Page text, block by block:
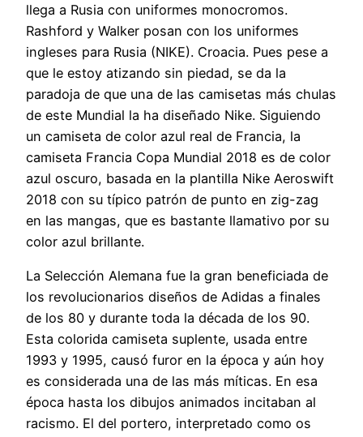
llega a Rusia con uniformes monocromos.
Rashford y Walker posan con los uniformes
ingleses para Rusia (NIKE). Croacia. Pues pese a
que le estoy atizando sin piedad, se da la
paradoja de que una de las camisetas más chulas
de este Mundial la ha diseñado Nike. Siguiendo
un camiseta de color azul real de Francia, la
camiseta Francia Copa Mundial 2018 es de color
azul oscuro, basada en la plantilla Nike Aeroswift
2018 con su típico patrón de punto en zig-zag
en las mangas, que es bastante llamativo por su
color azul brillante.
La Selección Alemana fue la gran beneficiada de
los revolucionarios diseños de Adidas a finales
de los 80 y durante toda la década de los 90.
Esta colorida camiseta suplente, usada entre
1993 y 1995, causó furor en la época y aún hoy
es considerada una de las más míticas. En esa
época hasta los dibujos animados incitaban al
racismo. El del portero, interpretado como os